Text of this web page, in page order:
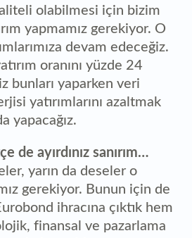
olabilmesi için bizim
yapmamız gerekiyor. O
devam edeceğiz.
oranını yüzde 24
bunları yaparken veri
yatırımlarını azaltmak
yapacağız.
de ayırdınız sanırım…
yarın da deseler o
gerekiyor. Bunun için de
ihracına çıktık hem
finansal ve pazarlama